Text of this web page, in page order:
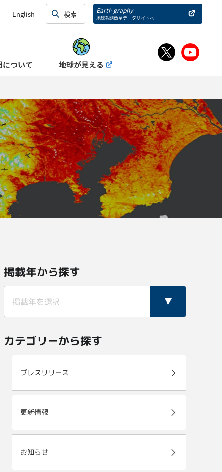
English Earth-graphy
地球観測衛星データサイトへ
について 地球が見える
掲載年から探す
カテゴリーから探す
プレスリリース
更新情報
お知らせ